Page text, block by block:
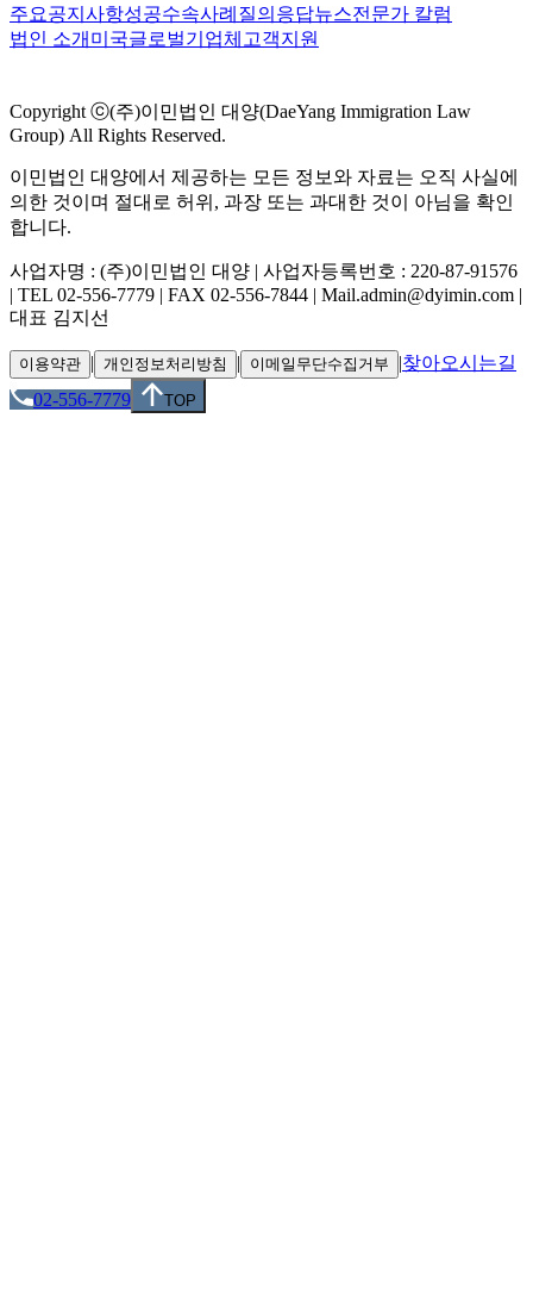
주요공지사항성공수속사례 질의응답뉴스전문가 칼럼
법인 소개 미국글로벌기업체 고객지원
Copyright ⓒ(주)이민법인 대양(DaeYang Immigration Law
Group) All Rights Reserved.
이민법인 대양에서 제공하는 모든 정보와 자료는 오직 사실에
의한 것이며 절대로 허위, 과장 또는 과대한 것이 아님을 확인
합니다.
사업자명 : (주)이민법인 대양 | 사업자등록번호 : 220-87-91576
| TEL 02-556-7779 | FAX 02-556-7844 | Mail.admin@dyimin.com |
대표 김지선
이용약관 | 개인정보처리방침 | 이메일무단수집거부 |찾아오시는길
02-556-7779
TOP